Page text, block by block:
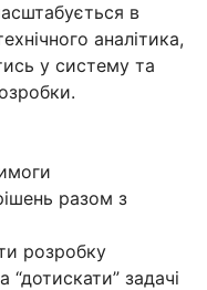
в
аналітика,
у систему та
разом з
розробку
задачі